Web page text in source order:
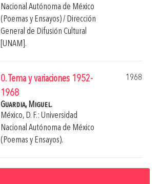
Nacional Autónoma de México
(Poemas y Ensayos) / Dirección
General de Difusión Cultural
[UNAM].
0. Tema y variaciones 1952-
1968
1968
Guardia, Miguel.
México, D. F.: Universidad
Nacional Autónoma de México
(Poemas y Ensayos).